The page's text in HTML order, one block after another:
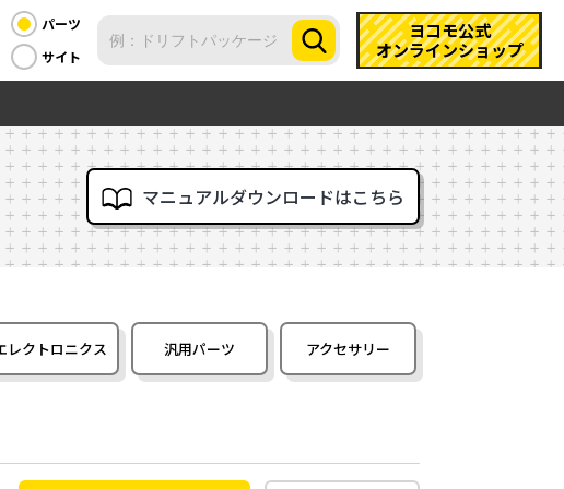
パーツ
サイト
ヨコモ公式
オンラインショップ
マニュアルダウンロードはこちら
レクトロニクス 汎用パーツ アクセサリー